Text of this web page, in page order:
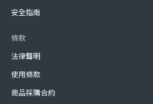
安全指南
條款
法律聲明
使用條款
商品採購合約